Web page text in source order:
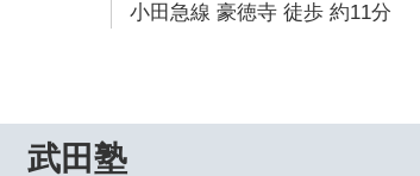
小田急線 豪徳寺 徒歩 約11分
武田塾